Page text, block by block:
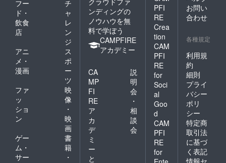
フー
ド・
飲食
店
チ
ャ
レ
ン
ジ
アニ
メ・
漫画
ス
ポ
ー
ツ
ファ
ッ
ショ
ン
映
像
・
映
画
ゲー
ム・
サー
書
籍
・
ンディングの
ノウハウを無
料で学ぼう
CAMPFIRE
アカデミー
CA
MP
FI
RE
ア
カ
デ
ミ
ー
と
説
明
会
・
相
談
会
PFI
RE
Crea
tion
CAM
PFI
RE
for
Soci
al
Goo
d
CAM
PFI
RE
for
お問い
合わせ
各種規定
利用規
約
細則
プライ
バシー
ポリ
シー
特定商
取引法
に基づ
く表記
情報セ